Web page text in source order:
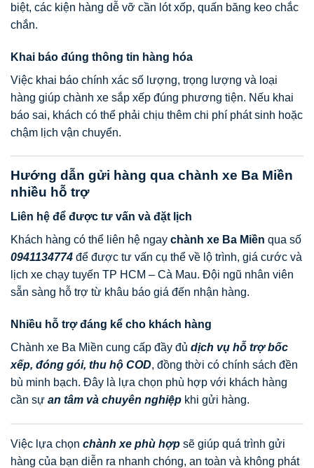
biệt, các kiện hàng dễ vỡ cần lót xốp, quấn băng keo chắc
chắn.
Khai báo đúng thông tin hàng hóa
Việc khai báo chính xác số lượng, trọng lượng và loại
hàng giúp chành xe sắp xếp đúng phương tiện. Nếu khai
báo sai, khách có thể phải chịu thêm chi phí phát sinh hoặc
chậm lịch vận chuyển.
Hướng dẫn gửi hàng qua chành xe Ba Miền
nhiều hỗ trợ
Liên hệ để được tư vấn và đặt lịch
Khách hàng có thể liên hệ ngay chành xe Ba Miền qua số
0941134774 để được tư vấn cụ thể về lộ trình, giá cước và
lịch xe chạy tuyến TP HCM – Cà Mau. Đội ngũ nhân viên
sẵn sàng hỗ trợ từ khâu báo giá đến nhận hàng.
Nhiều hỗ trợ đáng kể cho khách hàng
Chành xe Ba Miền cung cấp đầy đủ dịch vụ hỗ trợ bốc
xếp, đóng gói, thu hộ COD, đồng thời có chính sách đền
bù minh bạch. Đây là lựa chọn phù hợp với khách hàng
cần sự an tâm và chuyên nghiệp khi gửi hàng.
Việc lựa chọn chành xe phù hợp sẽ giúp quá trình gửi
hàng của bạn diễn ra nhanh chóng, an toàn và không phát